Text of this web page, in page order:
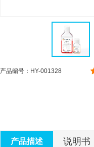
产品编号：HY-001328
产品描述 说明书